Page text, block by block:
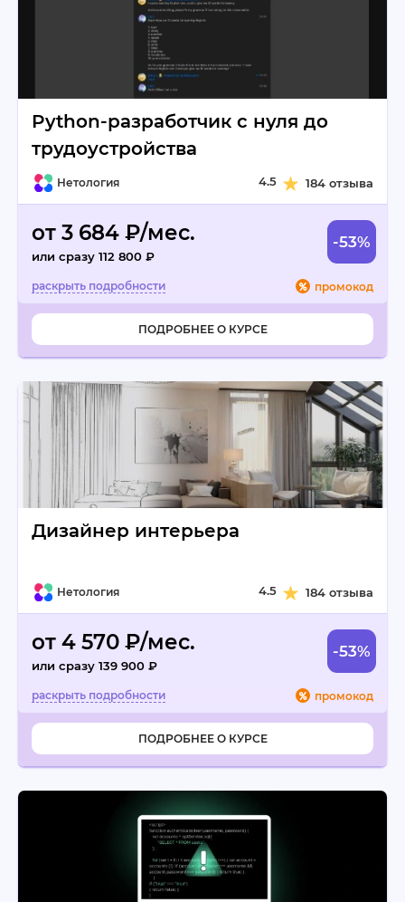
Python-разработчик с нуля до
трудоустройства
Нетология 4.5 184 отзыва
от 3 684 ₽/мес.
или сразу 112 800 ₽
-53%
промокод
ПОДРОБНЕЕ О КУРСЕ
Дизайнер интерьера
Нетология 4.5 184 отзыва
от 4 570 ₽/мес.
или сразу 139 900 ₽
-53%
промокод
ПОДРОБНЕЕ О КУРСЕ